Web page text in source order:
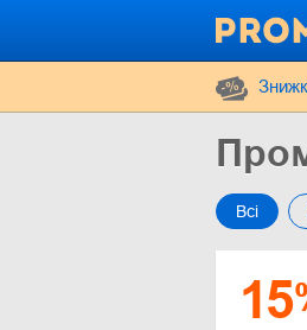
Всі
15